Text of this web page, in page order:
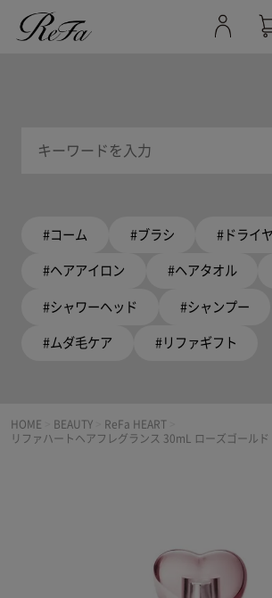
#コーム #ブラシ #ドライ
#ヘアアイロン #ヘアタオル
#シャワーヘッド #シャンプー
#ムダ毛ケア #リファギフト
HOME BEAUTY ReFa HEART
リファハートヘアフレグランス 30mL ローズゴールド